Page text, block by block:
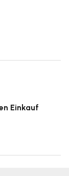
Einkauf